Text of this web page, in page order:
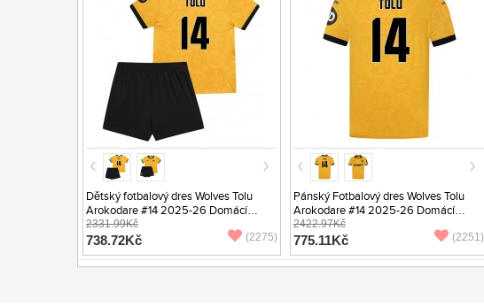
Dětský fotbalový dres Wolves Tolu
Arokodare #14 2025-26 Domácí
Krátký Rukáv (+ trenýrky)
2331.99Kč
738.72Kč (2275)
Pánský Fotbalový dres Wolves Tolu
Arokodare #14 2025-26 Domácí
Krátký Rukáv
2422.97Kč
775.11Kč (2251)